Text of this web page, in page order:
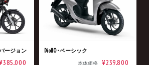
ージョン Dio110･ベーシック
本体価格 ¥239,800